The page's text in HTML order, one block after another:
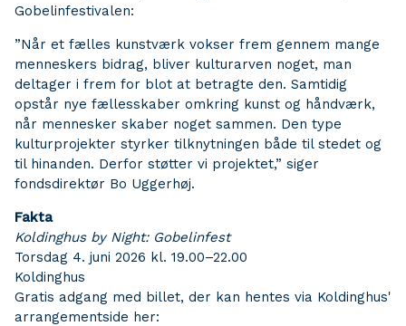
Gobelinfestivalen:
”Når et fælles kunstværk vokser frem gennem mange
menneskers bidrag, bliver kulturarven noget, man
deltager i frem for blot at betragte den. Samtidig
opstår nye fællesskaber omkring kunst og håndværk,
når mennesker skaber noget sammen. Den type
kulturprojekter styrker tilknytningen både til stedet og
til hinanden. Derfor støtter vi projektet,” siger
fondsdirektør Bo Uggerhøj.
Fakta
Koldinghus by Night: Gobelinfest
Torsdag 4. juni 2026 kl. 19.00–22.00
Koldinghus
Gratis adgang med billet, der kan hentes via Koldinghus'
arrangementside her: